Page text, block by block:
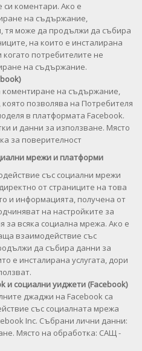
коментари. Ако е
на съдържание,
тя може да продължи да събира
на които е инсталирана
потребителите не
на съдържание.
коментиране на съдържание,
позволява на Потребителя
в платформата Facebook.
и данни за използване. Място
за поверителност
мрежи и платформи
със социални мрежи
от страниците на това
и информацията, получена от
на настройките за
за всяка социална мрежа. Ако е
взаимодействие със
да събира данни за
е инсталирана услугата, дори
и социални уиджети (Facebook)
джаджи на Facebook са
със социалната мрежа
Inc. Събрани лични данни:
Място на обработка: САЩ -